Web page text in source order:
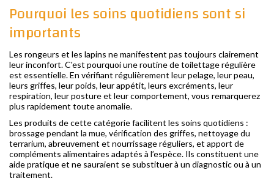
Pourquoi les soins quotidiens sont si
importants
Les rongeurs et les lapins ne manifestent pas toujours clairement
leur inconfort. C'est pourquoi une routine de toilettage régulière
est essentielle. En vérifiant régulièrement leur pelage, leur peau,
leurs griffes, leur poids, leur appétit, leurs excréments, leur
respiration, leur posture et leur comportement, vous remarquerez
plus rapidement toute anomalie.
Les produits de cette catégorie facilitent les soins quotidiens :
brossage pendant la mue, vérification des griffes, nettoyage du
terrarium, abreuvement et nourrissage réguliers, et apport de
compléments alimentaires adaptés à l’espèce. Ils constituent une
aide pratique et ne sauraient se substituer à un diagnostic ou à un
traitement.